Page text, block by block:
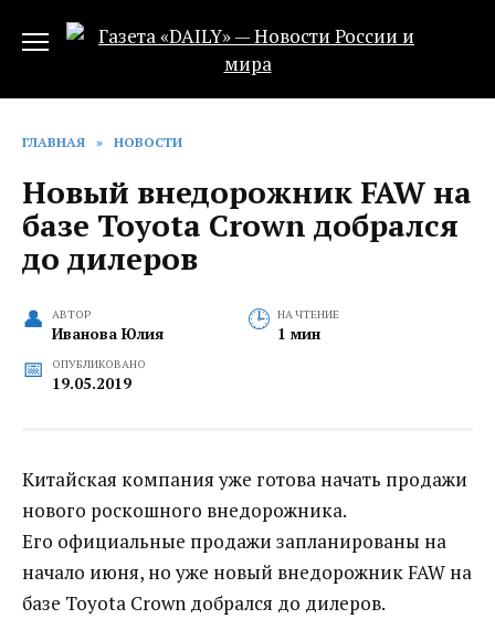
ГЛАВНАЯ » НОВОСТИ
Новый внедорожник FAW на
базе Toyota Crown добрался
до дилеров
АВТОР
Иванова Юлия
НА ЧТЕНИЕ
1 мин
ОПУБЛИКОВАНО
19.05.2019
Китайская компания уже готова начать продажи
нового роскошного внедорожника.
Его официальные продажи запланированы на
начало июня, но уже новый внедорожник FAW на
базе Toyota Crown добрался до дилеров.